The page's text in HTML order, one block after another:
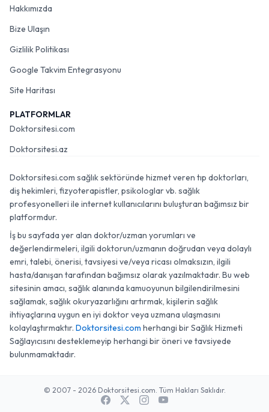
Hakkımızda
Bize Ulaşın
Gizlilik Politikası
Google Takvim Entegrasyonu
Site Haritası
PLATFORMLAR
Doktorsitesi.com
Doktorsitesi.az
Doktorsitesi.com sağlık sektöründe hizmet veren tıp doktorları,
diş hekimleri, fizyoterapistler, psikologlar vb. sağlık
profesyonelleri ile internet kullanıcılarını buluşturan bağımsız bir
platformdur.
İş bu sayfada yer alan doktor/uzman yorumları ve
değerlendirmeleri, ilgili doktorun/uzmanın doğrudan veya dolaylı
emri, talebi, önerisi, tavsiyesi ve/veya ricası olmaksızın, ilgili
hasta/danışan tarafından bağımsız olarak yazılmaktadır. Bu web
sitesinin amacı, sağlık alanında kamuoyunun bilgilendirilmesini
sağlamak, sağlık okuryazarlığını artırmak, kişilerin sağlık
ihtiyaçlarına uygun en iyi doktor veya uzmana ulaşmasını
kolaylaştırmaktır. Doktorsitesi.com herhangi bir Sağlık Hizmeti
Sağlayıcısını desteklemeyip herhangi bir öneri ve tavsiyede
bulunmamaktadır.
© 2007 - 2026 Doktorsitesi.com. Tüm Hakları Saklıdır.